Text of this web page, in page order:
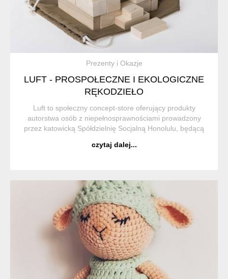
Prezenty i Okazje
LUFT - PROSPOŁECZNE I EKOLOGICZNE
RĘKODZIEŁO
Luft to społeczny concept-store oferujący produkty
autorstwa osób z niepełnosprawnościami prowadzony
przez katowicką Spółdzielnię Socjalną Honolulu, będącą
samego początku funkcjonowania (2014 r.) ...
czytaj dalej...